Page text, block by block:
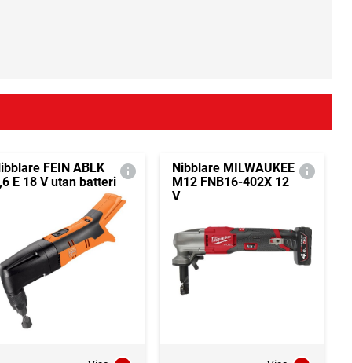
FEIN ABLK
E 18 V utan batteri
Nibblare MILWAUKEE
M12 FNB16-402X 12
V